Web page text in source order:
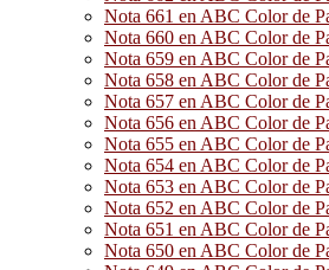
Nota 661 en ABC Color de
Nota 660 en ABC Color de
Nota 659 en ABC Color de
Nota 658 en ABC Color de
Nota 657 en ABC Color de
Nota 656 en ABC Color de
Nota 655 en ABC Color de
Nota 654 en ABC Color de
Nota 653 en ABC Color de
Nota 652 en ABC Color de
Nota 651 en ABC Color de
Nota 650 en ABC Color de